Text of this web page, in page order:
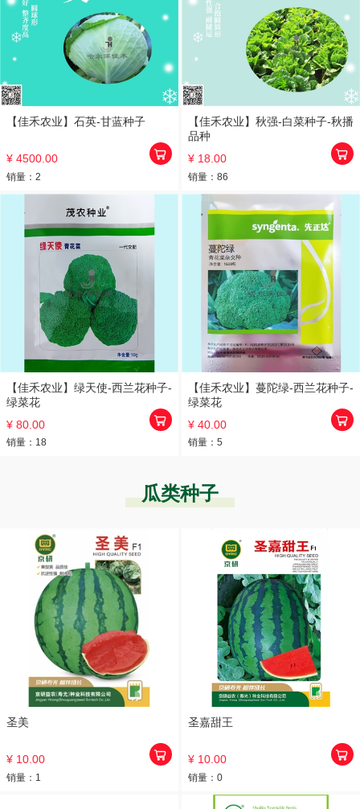
【佳禾农业】石英-甘蓝种子
¥ 4500.00
销量： 2
【佳禾农业】秋强-白菜种子-秋播
品种
¥ 18.00
销量： 86
【佳禾农业】绿天使-西兰花种子-
绿菜花
¥ 80.00
销量： 18
【佳禾农业】蔓陀绿-西兰花种子-
绿菜花
¥ 40.00
销量： 5
瓜类种子
圣美
¥ 10.00
销量： 1
圣嘉甜王
¥ 10.00
销量： 0